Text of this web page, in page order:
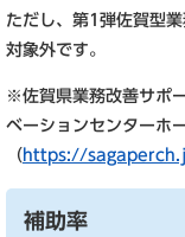
ただし、第1弾佐賀型
対象外です。
※佐賀県業務改善サポ
ベーションセンターホ
（ https://
補助率